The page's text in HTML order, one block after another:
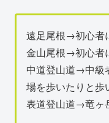
遠足尾根→初心者
金山尾根→初心者
中道登山道→中級
場を歩いたりと歩
表道登山道→竜ヶ